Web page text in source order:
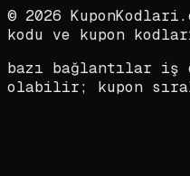
© 2026
kodu ve kupon
bazı bağlantılar iş
olabilir; kupon